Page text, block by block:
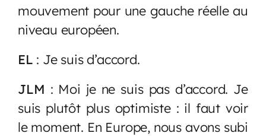
mouvement pour une gauche réelle au
niveau européen.
EL : Je suis d’accord.
JLM : Moi je ne suis pas d’accord. Je
suis plutôt plus optimiste : il faut voir
le moment. En Europe, nous avons subi